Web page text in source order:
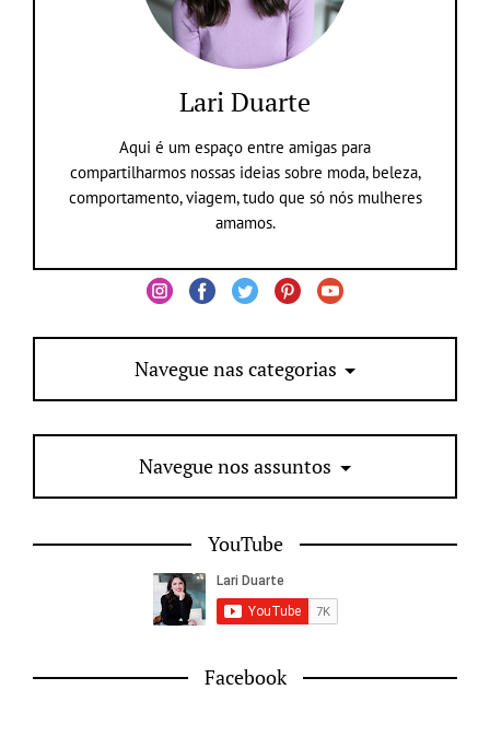
Lari Duarte
Aqui é um espaço entre amigas para
compartilharmos nossas ideias sobre moda, beleza,
comportamento, viagem, tudo que só nós mulheres
amamos.
Navegue nas categorias
Navegue nos assuntos
YouTube
Facebook